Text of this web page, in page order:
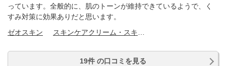
っています。全般的に、肌のトーンが維持できているようで、く
すみ対策に効果ありだと思います。
ゼオスキン
19件 の口コミを見る